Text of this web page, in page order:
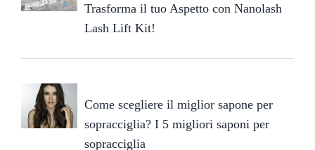
Trasforma il tuo Aspetto con Nanolash
Lash Lift Kit!
Come scegliere il miglior sapone per
sopracciglia? I 5 migliori saponi per
sopracciglia